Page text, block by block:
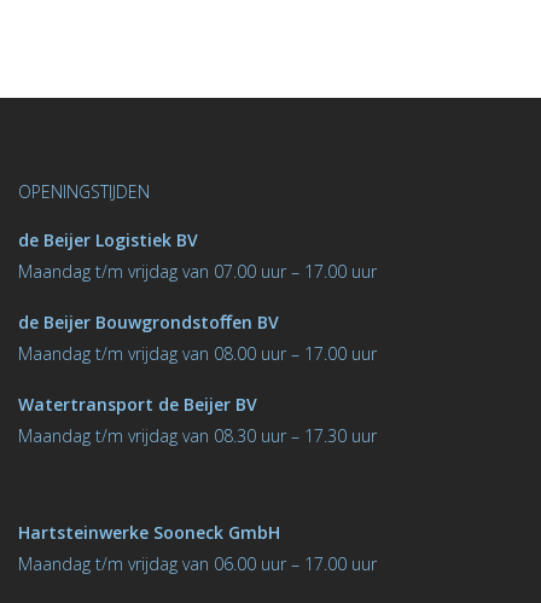
OPENINGSTIJDEN
de Beijer Logistiek BV
Maandag t/m vrijdag van 07.00 uur – 17.00 uur
de Beijer Bouwgrondstoﬀen BV
Maandag t/m vrijdag van 08.00 uur – 17.00 uur
Watertransport de Beijer BV
Maandag t/m vrijdag van 08.30 uur – 17.30 uur
Hartsteinwerke Sooneck GmbH
Maandag t/m vrijdag van 06.00 uur – 17.00 uur